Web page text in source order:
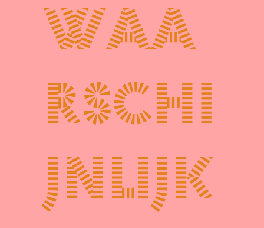
waa
rschi
jnlijk